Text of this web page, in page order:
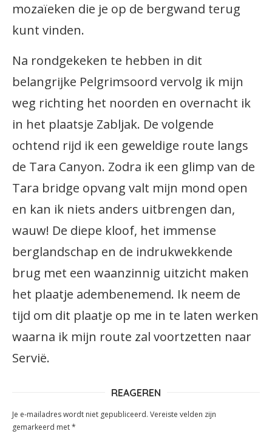
mozaïeken die je op de bergwand terug
kunt vinden.
Na rondgekeken te hebben in dit
belangrijke Pelgrimsoord vervolg ik mijn
weg richting het noorden en overnacht ik
in het plaatsje Zabljak. De volgende
ochtend rijd ik een geweldige route langs
de Tara Canyon. Zodra ik een glimp van de
Tara bridge opvang valt mijn mond open
en kan ik niets anders uitbrengen dan,
wauw! De diepe kloof, het immense
berglandschap en de indrukwekkende
brug met een waanzinnig uitzicht maken
het plaatje adembenemend. Ik neem de
tijd om dit plaatje op me in te laten werken
waarna ik mijn route zal voortzetten naar
Servië.
REAGEREN
Je e-mailadres wordt niet gepubliceerd. Vereiste velden zijn
gemarkeerd met*